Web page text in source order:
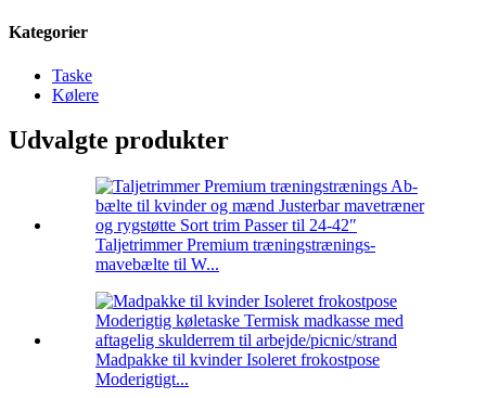
Kategorier
Taske
Kølere
Udvalgte produkter
Taljetrimmer Premium træningstrænings-
mavebælte til W...
Madpakke til kvinder Isoleret frokostpose
Moderigtigt...